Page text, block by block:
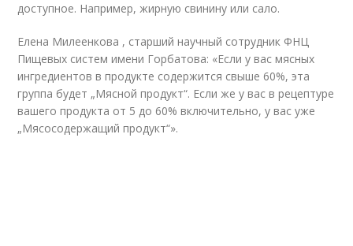
доступное. Например, жирную свинину или сало.
Елена Милеенкова , старший научный сотрудник ФНЦ
Пищевых систем имени Горбатова: «Если у вас мясных
ингредиентов в продукте содержится свыше 60%, эта
группа будет „Мясной продукт“. Если же у вас в рецептуре
вашего продукта от 5 до 60% включительно, у вас уже
„Мясосодержащий продукт“».